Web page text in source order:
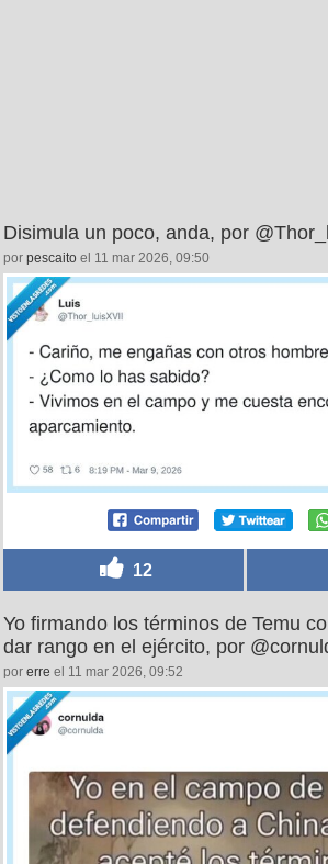
Disimula un poco, anda, por
por pescaito el 11 mar 2026, 09:50
12
Yo firmando los términos de Temu
dar rango en el ejército, por
por erre el 11 mar 2026, 09:52